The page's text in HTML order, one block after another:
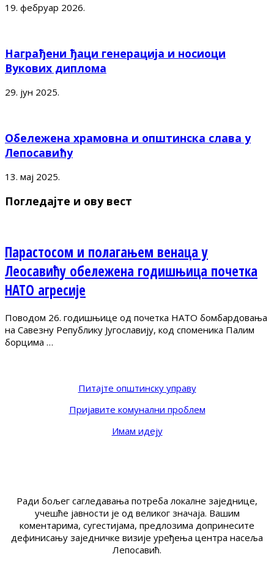
19. фебруар 2026.
Награђени ђаци генерација и носиоци
Вукових диплома
29. јун 2025.
Обележена храмовна и општинска слава у
Лепосавићу
13. мај 2025.
Погледајте и ову вест
Парастосом и полагањем венаца у
Леосавићу обележена годишњица почетка
НАТО агресије
Поводом 26. годишњице од почетка НАТО бомбардовања
на Савезну Републику Југославију, код споменика Палим
борцима …
Питајте општинску управу
Пријавите комунални проблем
Имам идеју
Ради бољег сагледавања потреба локалне заједнице,
учешће јавности је од великог значаја. Вашим
коментарима, сугестијама, предлозима допринесите
дефинисању заједничке визије уређења центра насеља
Лепосавић.